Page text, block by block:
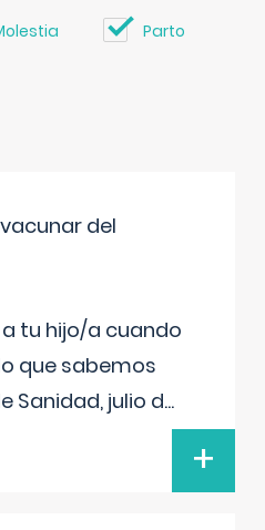
Parto
del
tu hijo/a cuando
que sabemos
Sanidad, julio d...
+